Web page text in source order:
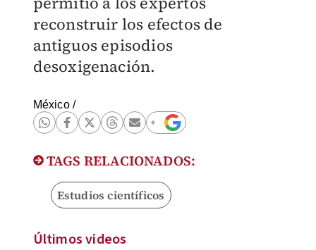
reconstruir los efectos de
antiguos episodios
desoxigenación.
México/
TAGS RELACIONADOS:
Estudios científicos
Últimos videos